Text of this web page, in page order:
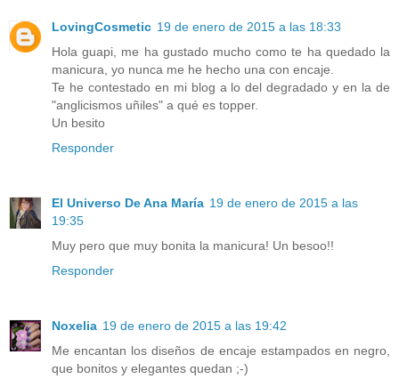
LovingCosmetic 19 de enero de 2015 a las 18:33
Hola guapi, me ha gustado mucho como te ha quedado la
manicura, yo nunca me he hecho una con encaje.
Te he contestado en mi blog a lo del degradado y en la de
"anglicismos uñiles" a qué es topper.
Un besito
Responder
El Universo De Ana María 19 de enero de 2015 a las
19:35
Muy pero que muy bonita la manicura! Un besoo!!
Responder
Noxelia 19 de enero de 2015 a las 19:42
Me encantan los diseños de encaje estampados en negro,
que bonitos y elegantes quedan ;-)